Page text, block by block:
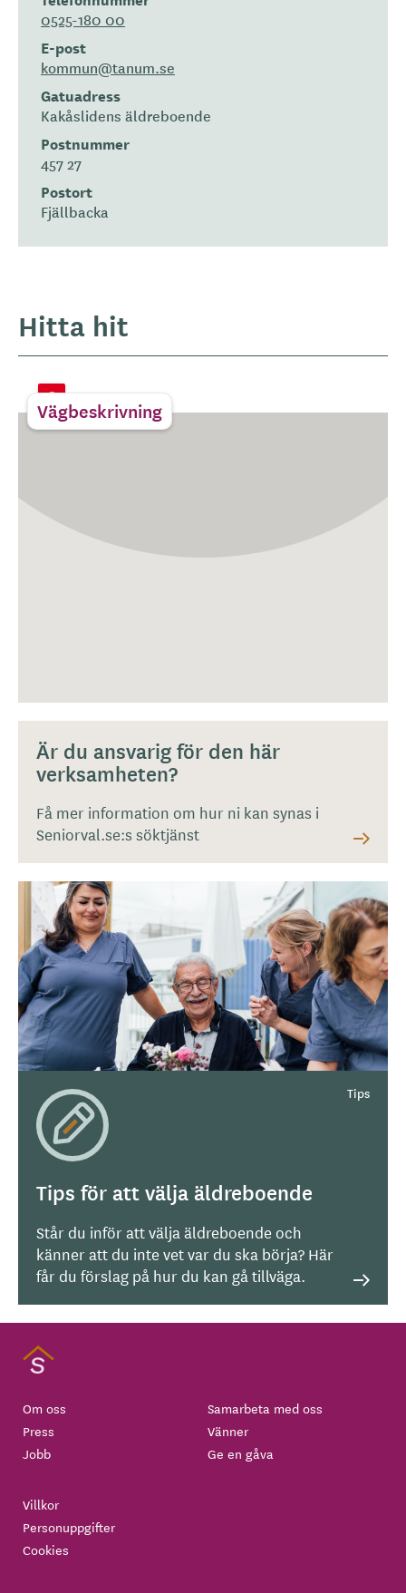
0525-180 00
E-post
kommun@tanum.se
Gatuadress
Kakåslidens äldreboende
Postnummer
457 27
Postort
Fjällbacka
Hitta hit
Vägbeskrivning
Är du ansvarig för den här
verksamheten?
Få mer information om hur ni kan synas i
Seniorval.se:s söktjänst
Tips för att välja äldreboende
Står du inför att välja äldreboende och
känner att du inte vet var du ska börja? Här
får du förslag på hur du kan gå tillväga.
Om oss
Press
Jobb
Samarbeta med oss
Vänner
Ge en gåva
Villkor
Personuppgifter
Cookies